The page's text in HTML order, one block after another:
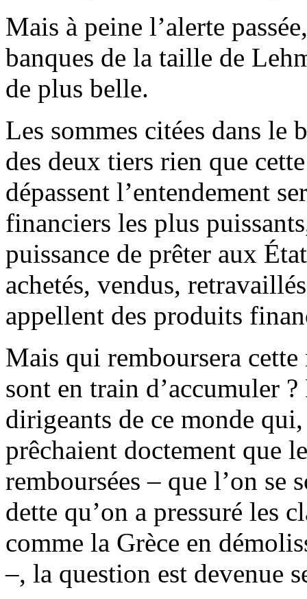
Mais à peine l’alerte
banques de la taille de
de plus belle.
Les sommes citées dans le
des deux tiers rien que
dépassent l’entendement
financiers les plus
puissance de prêter aux
achetés, vendus,
appellent des produits
Mais qui remboursera cette
sont en train d’accumuler
dirigeants de ce monde
prêchaient doctement que
remboursées – que l’on se
dette qu’on a pressuré les
comme la Grèce en
–, la question est devenue